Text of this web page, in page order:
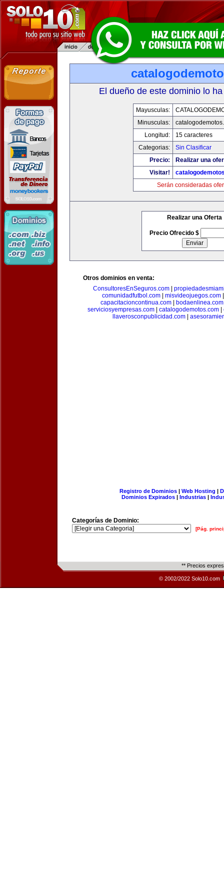
El dueño de este dominio lo
Mayusculas:
Minusculas:
Longitud:
15 caracteres
Categorias:
Sin Clasificar
Precio:
Realizar una
Visitar!
Serán consideradas
Realizar una Oferta
Precio Ofrecido $
Otros dominios en venta:
ConsultoresEnSeguros.com
comunidadfutbol.com| misvideojuegos.com
capacitacioncontinua.com
bodaenlinea.com
serviciosyempresas.com
catalogodemotos.com
llaverosconpublicidad.com|
Registro de Dominios| Web Hosting |
Dominios Expirados | Industrias |
Categorías de Dominio:
[Pág.
** Precios
© 2002/2022 Solo10.com